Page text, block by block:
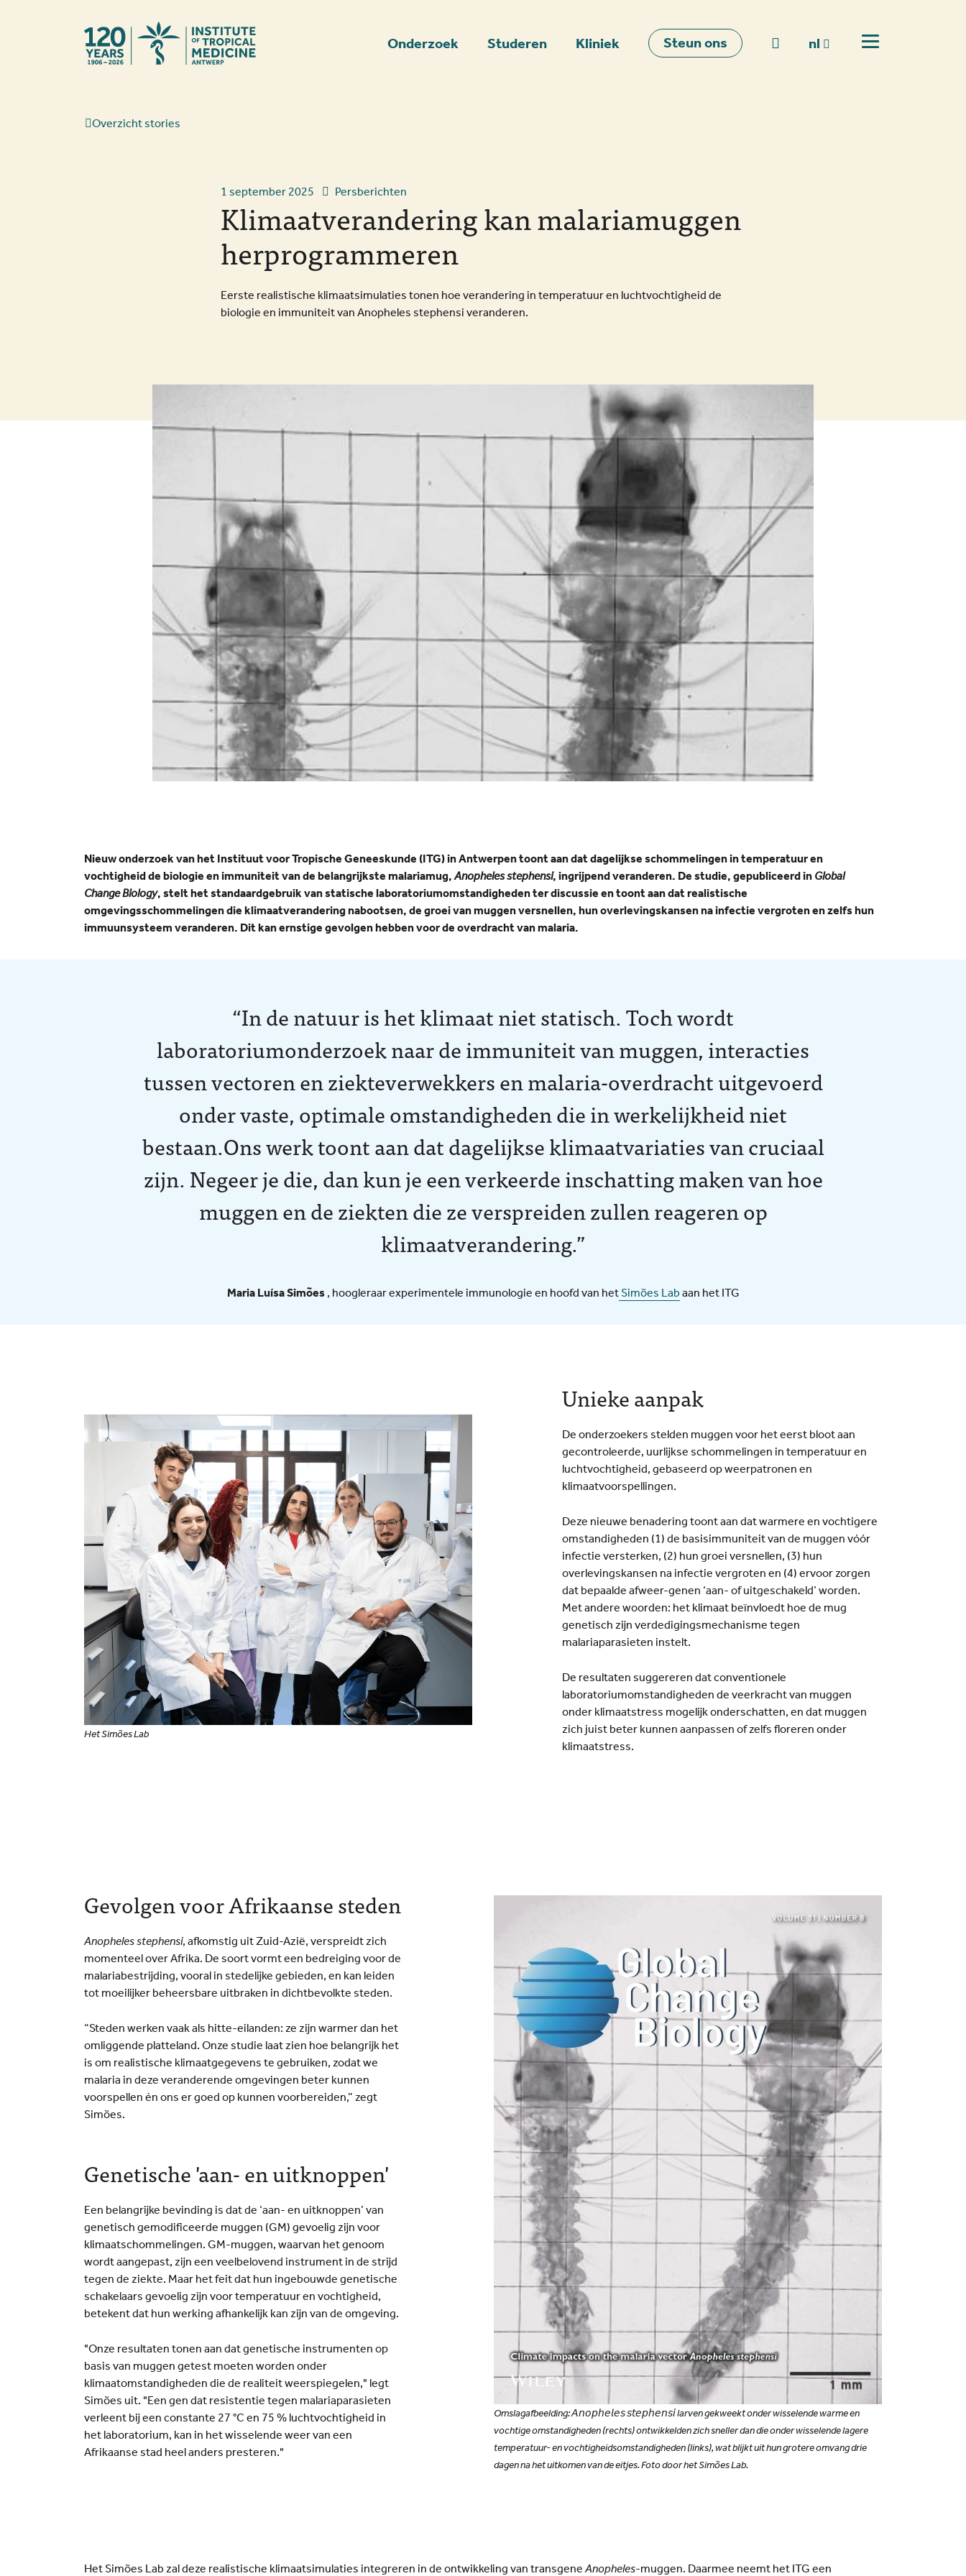
Terug naar start
Onderzoek Studeren Kliniek Steun ons Naar zoeken
nl
Open menu
Overzicht stories
1 september 2025 Persberichten
Klimaatverandering kan malariamuggen
herprogrammeren
Eerste realistische klimaatsimulaties tonen hoe verandering in temperatuur en luchtvochtigheid de
biologie en immuniteit van Anopheles stephensi veranderen.
Nieuw onderzoek van het Instituut voor Tropische Geneeskunde (ITG) in Antwerpen toont aan dat dagelijkse schommelingen in temperatuur en
vochtigheid de biologie en immuniteit van de belangrijkste malariamug,Anopheles stephensi, ingrijpend veranderen. De studie, gepubliceerd in Global
Change Biology, stelt het standaardgebruik van statische laboratoriumomstandigheden ter discussie en toont aan dat realistische
omgevingsschommelingen die klimaatverandering nabootsen, de groei van muggen versnellen, hun overlevingskansen na infectie vergroten en zelfs hun
immuunsysteem veranderen. Dit kan ernstige gevolgen hebben voor de overdracht van malaria.
In de natuur is het klimaat niet statisch. Toch wordt
laboratoriumonderzoek naar de immuniteit van muggen, interacties
tussen vectoren en ziekteverwekkers en malaria-overdracht uitgevoerd
onder vaste, optimale omstandigheden die in werkelijkheid niet
bestaan.Ons werk toont aan dat dagelijkse klimaatvariaties van cruciaal
zijn. Negeer je die, dan kun je een verkeerde inschatting maken van hoe
muggen en de ziekten die ze verspreiden zullen reageren op
klimaatverandering.
Maria Luísa Simões, hoogleraar experimentele immunologie en hoofd van hetSimões Lab aan het ITG
Het Simões Lab
Unieke aanpak
De onderzoekers stelden muggen voor het eerst bloot aan
gecontroleerde, uurlijkse schommelingen in temperatuur en
luchtvochtigheid, gebaseerd op weerpatronen en
klimaatvoorspellingen.
Deze nieuwe benadering toont aan dat warmere en vochtigere
omstandigheden (1) de basisimmuniteit van de muggen vóór
infectie versterken, (2) hun groei versnellen, (3) hun
overlevingskansen na infectie vergroten en (4) ervoor zorgen
dat bepaalde afweer-genen ‘aan- of uitgeschakeld’ worden.
Met andere woorden: het klimaat beïnvloedt hoe de mug
genetisch zijn verdedigingsmechanisme tegen
malariaparasieten instelt.
De resultaten suggereren dat conventionele
laboratoriumomstandigheden de veerkracht van muggen
onder klimaatstress mogelijk onderschatten, en dat muggen
zich juist beter kunnen aanpassen of zelfs floreren onder
klimaatstress.
Omslagafbeelding: 𝘈𝘯𝘰𝘱𝘩𝘦𝘭𝘦𝘴 𝘴𝘵𝘦𝘱𝘩𝘦𝘯𝘴𝘪 larven gekweekt onder wisselende warme en
vochtige omstandigheden (rechts) ontwikkelden zich sneller dan die onder wisselende lagere
temperatuur- en vochtigheidsomstandigheden (links), wat blijkt uit hun grotere omvang drie
dagen na het uitkomen van de eitjes. Foto door het Simões Lab.
Gevolgen voor Afrikaanse steden
Anopheles stephensi, afkomstig uit Zuid-Azië, verspreidt zich
momenteel over Afrika. De soort vormt een bedreiging voor de
malariabestrijding, vooral in stedelijke gebieden, en kan leiden
tot moeilijker beheersbare uitbraken in dichtbevolkte steden.
“Steden werken vaak als hitte-eilanden: ze zijn warmer dan het
omliggende platteland. Onze studie laat zien hoe belangrijk het
is om realistische klimaatgegevens te gebruiken, zodat we
malaria in deze veranderende omgevingen beter kunnen
voorspellen én ons er goed op kunnen voorbereiden,” zegt
Simões.
Genetische 'aan- en uitknoppen'
Een belangrijke bevinding is dat de ‘aan- en uitknoppen’ van
genetisch gemodificeerde muggen (GM) gevoelig zijn voor
klimaatschommelingen. GM-muggen, waarvan het genoom
wordt aangepast, zijn een veelbelovend instrument in de strijd
tegen de ziekte. Maar het feit dat hun ingebouwde genetische
schakelaars gevoelig zijn voor temperatuur en vochtigheid,
betekent dat hun werking afhankelijk kan zijn van de omgeving.
"Onze resultaten tonen aan dat genetische instrumenten op
basis van muggen getest moeten worden onder
klimaatomstandigheden die de realiteit weerspiegelen," legt
Simões uit. "Een gen dat resistentie tegen malariaparasieten
verleent bij een constante 27 °C en 75 % luchtvochtigheid in
het laboratorium, kan in het wisselende weer van een
Afrikaanse stad heel anders presteren."
Het Simões Lab zal deze realistische klimaatsimulaties integreren in de ontwikkeling van transgeneAnopheles-muggen. Daarmee neemt het ITG een